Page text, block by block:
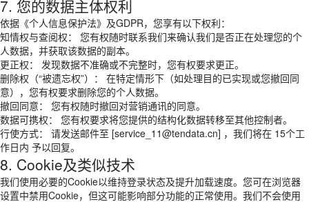
7. 您的数据主体权利
依据《个人信息保护法》及GDPR，您享有以下权利：
知情权与查阅权： 您有权随时联系我们来确认我们是否正在处理您的个
人数据，并获取该数据的副本。
更正权： 发现数据不准确或不完整时，您有权要求更正。
删除权（“被遗忘权”）： 在特定情形下（如处理目的已实现或您撤回同
意），您有权要求删除您的个人数据。
撤回同意： 您有权随时撤回对营销通讯的同意。
数据可携权： 您有权要求将您提供的结构化数据转移至其他控制者。
行使方式： 请发送邮件至 [service_11@tendata.cn] ，我们将在 15个工
作日内 予以回复。
8. Cookie及类似技术
我们使用必要的Cookie以维持登录状态及提升加载速度。您可在浏览器
设置中禁用Cookie，但这可能影响部分功能的正常使用。我们不会使用